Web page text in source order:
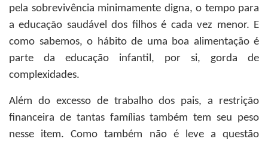
pela sobrevivência minimamente digna, o tempo para
a educação saudável dos filhos é cada vez menor. E
como sabemos, o hábito de uma boa alimentação é
parte da educação infantil, por si, gorda de
complexidades.
Além do excesso de trabalho dos pais, a restrição
financeira de tantas famílias também tem seu peso
nesse item. Como também não é leve a questão